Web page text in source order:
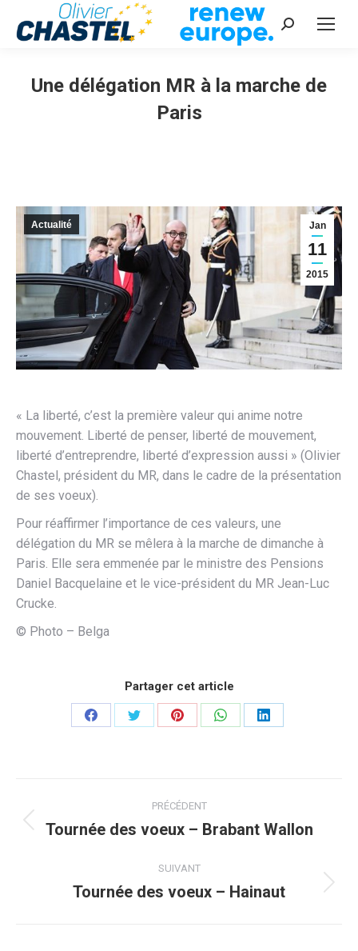
Recherche
Une délégation MR à la marche de
Paris
Jan
11
2015
Actualité
« La liberté, c’est la première valeur qui anime notre
mouvement. Liberté de penser, liberté de mouvement,
liberté d’entreprendre, liberté d’expression aussi » (Olivier
Chastel, président du MR, dans le cadre de la présentation
de ses voeux).
Pour réaffirmer l’importance de ces valeurs, une
délégation du MR se mêlera à la marche de dimanche à
Paris. Elle sera emmenée par le ministre des Pensions
Daniel Bacquelaine et le vice-président du MR Jean-Luc
Crucke.
© Photo – Belga
Partager cet article
PartagerPartagerPartagerPartagerPartager
article
PRÉCÉDENT
Article
:
Tournée des voeux – Brabant Wallon
SUIVANT
Article
Tournée des voeux – Hainaut